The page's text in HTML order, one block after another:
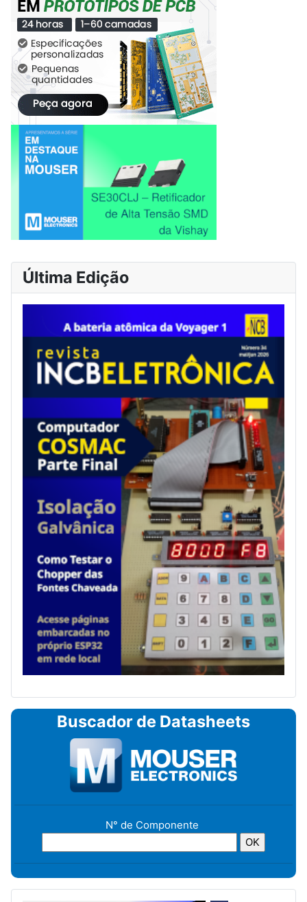
Última Edição
Buscador de Datasheets
N° de Componente